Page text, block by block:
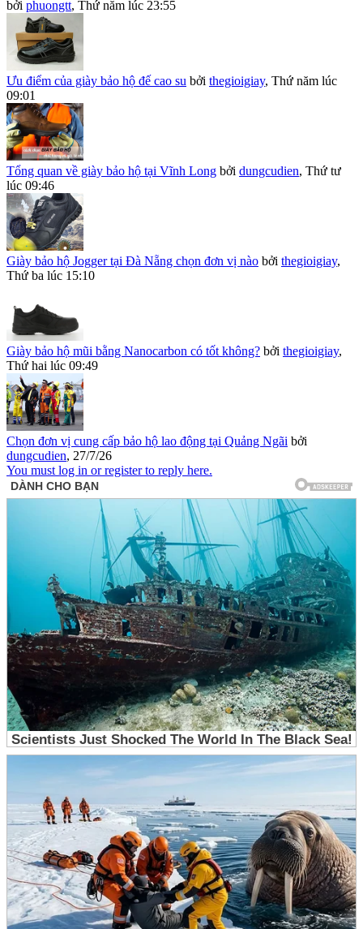
bởi phuongtt, Thứ năm lúc 23:55
Ưu điểm của giày bảo hộ đế cao su bởi thegioigiay, Thứ năm lúc
09:01
Tổng quan về giày bảo hộ tại Vĩnh Long bởi dungcudien, Thứ tư
lúc 09:46
Giày bảo hộ Jogger tại Đà Nẵng chọn đơn vị nào bởi thegioigiay,
Thứ ba lúc 15:10
Giày bảo hộ mũi bằng Nanocarbon có tốt không? bởi thegioigiay,
Thứ hai lúc 09:49
Chọn đơn vị cung cấp bảo hộ lao động tại Quảng Ngãi bởi
dungcudien, 27/7/26
You must log in or register to reply here.